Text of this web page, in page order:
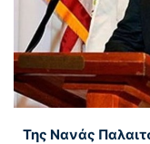
Της Νανάς